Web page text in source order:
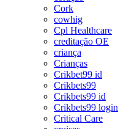
Cork
cowhig
Cpl Healthcare
creditação OE
criança
Crianças
Crikbet99 id
Crikbets99
Crikbets99 id
Crikbets99 login
Critical Care